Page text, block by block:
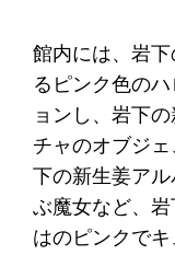
館内には、岩
るピンク色の
ョンし、岩下
チャのオブジ
下の新生姜ア
ぶ魔女など、
はのピンクで